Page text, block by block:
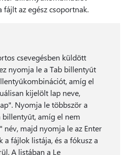
az egész csoportnak.
csevegésben küldött
nyomja le a Tab billentyűt
amíg el
kijelölt lap neve,
Nyomja le többször a
billentyűt, amíg el nem
név, majd nyomja le az Enter
fájlok listája, és a fókusz a
A listában a Le